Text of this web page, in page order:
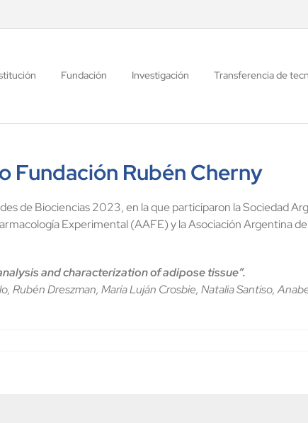
Fundación Investigación Transferencia de
Fundación Rubén Cherny
de Biociencias 2023, en la que participaron la Sociedad
Experimental (AAFE) y la Asociación Argentina
and characterization of adipose tissue”.
Rubén Dreszman, María Luján Crosbie, Natalia Santiso,